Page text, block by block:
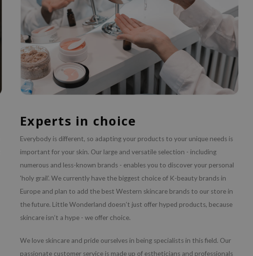
Experts in choice
Everybody is different, so adapting your products to your unique needs is
important for your skin. Our large and versatile selection - including
numerous and less-known brands - enables you to discover your personal
'holy grail’. We currently have the biggest choice of K-beauty brands in
Europe and plan to add the best Western skincare brands to our store in
the future. Little Wonderland doesn’t just offer hyped products, because
skincare isn’t a hype - we offer choice.
We love skincare and pride ourselves in being specialists in this field. Our
passionate customer service is made up of estheticians and professionals